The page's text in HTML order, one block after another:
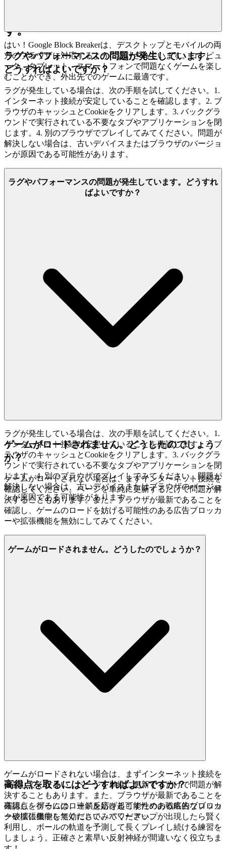
す。
はい！Google Block Breakerは、デスクトップとモバイルの両
方のブラウザに対応するように設計されています。コンピュ
ータ、タブレット、スマートフォンで問題なくゲームを楽し
むことができ、外出先でのゲームに最適です。
ラグやパフォーマンスの問題が発生しています。
どうすればよいですか？
ラグが発生している場合は、次の手順を試してください。1.
インターネット接続が安定していることを確認します。2. ブ
ラウザのキャッシュとCookieをクリアします。3. バックグラ
ウンドで実行されている不要なタブやアプリケーションを閉
じます。4. 別のブラウザでプレイしてみてください。問題が
解決しない場合は、古いデバイスまたはブラウザのバージョ
ンが原因である可能性があります。
ラグやパフォーマンスの問題が発生しています。どうすれ
ばよいですか？
ラグが発生している場合は、次の手順を試してください。1.
インターネット接続が安定していることを確認します。2. ブ
ラウザのキャッシュとCookieをクリアします。3. バックグラ
ウンドで実行されている不要なタブやアプリケーションを閉
じます。4. 別のブラウザでプレイしてみてください。問題が
解決しない場合は、古いデバイスまたはブラウザのバージョ
ンが原因である可能性があります。
ゲームがロードされません。どうしたのでしょう
か？
ゲームがロードされない場合は、まずインターネット接続を
確認してください。ページを単純に更新するだけで問題が解
決することもあります。また、ブラウザが最新であることを
確認し、ゲームのロードを妨げる可能性のある広告ブロッカ
ーや拡張機能を無効にしてみてください。
ゲームがロードされません。どうしたのでしょうか？
ゲームがロードされない場合は、まずインターネット接続を
確認してください。ページを単純に更新するだけで問題が解
決することもあります。また、ブラウザが最新であることを
確認し、ゲームのロードを妨げる可能性のある広告ブロッカ
ーや拡張機能を無効にしてみてください。
高得点を取るにはどうすればよいですか？
高得点を得るには、連鎖反応を起こすための戦略的なブロッ
ク破壊に集中してください。パワーアップが出現したら賢く
利用し、ボールの軌道を予測して長くプレイし続ける練習を
しましょう。正確さと素早い反射神経が間違いなく役立ちま